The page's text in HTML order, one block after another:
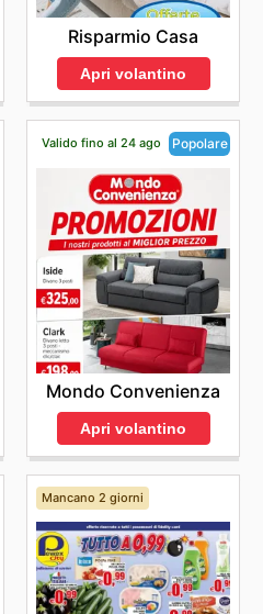
Risparmio Casa
Apri volantino
Valido fino al 24 ago Popolare
Mondo Convenienza
Apri volantino
Mancano 2 giorni